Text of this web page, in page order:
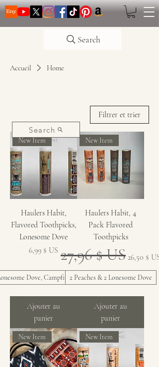
Search
Accueil Home
Filtrer et trier
New Item
Haulers Habit,
Flavored Toothpicks,
Lonesome Dove
Prix
6,99 $ US
Dove, Campfire Coffee
Ajouter au
panier
New Item
Haulers Habit, 4
Pack Flavored
Toothpicks
Prix original
27,96 $ US 26,50 $ US
2 Peaches & 2 Lonesome Dove
Ajouter au
panier
New Item New Item
Search